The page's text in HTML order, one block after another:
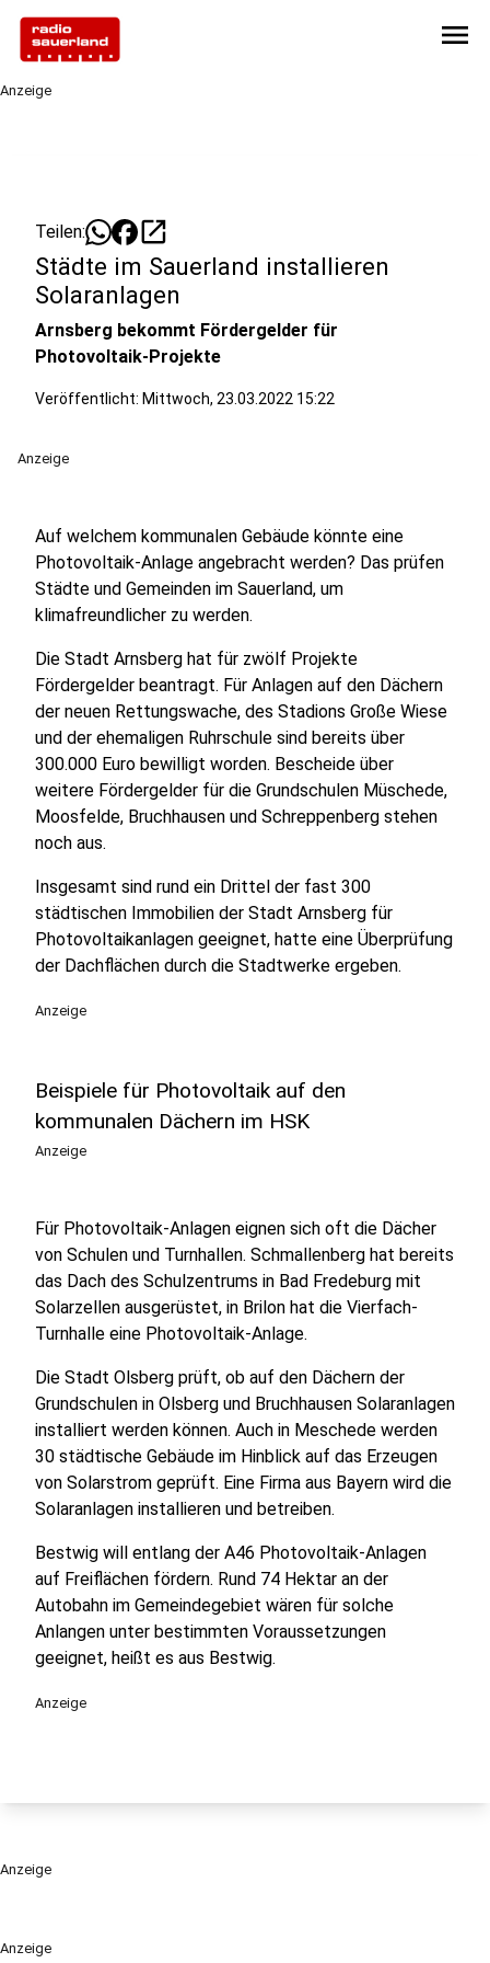
menu
Anzeige
Anzeige
Teilen: open_in_new
Städte im Sauerland installieren
Solaranlagen
Arnsberg bekommt Fördergelder für
Photovoltaik-Projekte
Veröffentlicht: Mittwoch, 23.03.2022 15:22
Anzeige
Auf welchem kommunalen Gebäude könnte eine
Photovoltaik-Anlage angebracht werden? Das prüfen
Städte und Gemeinden im Sauerland, um
klimafreundlicher zu werden.
Die Stadt Arnsberg hat für zwölf Projekte
Fördergelder beantragt. Für Anlagen auf den Dächern
der neuen Rettungswache, des Stadions Große Wiese
und der ehemaligen Ruhrschule sind bereits über
300.000 Euro bewilligt worden. Bescheide über
weitere Fördergelder für die Grundschulen Müschede,
Moosfelde, Bruchhausen und Schreppenberg stehen
noch aus.
Insgesamt sind rund ein Drittel der fast 300
städtischen Immobilien der Stadt Arnsberg für
Photovoltaikanlagen geeignet, hatte eine Überprüfung
der Dachflächen durch die Stadtwerke ergeben.
Anzeige
Beispiele für Photovoltaik auf den
kommunalen Dächern im HSK
Anzeige
Für Photovoltaik-Anlagen eignen sich oft die Dächer
von Schulen und Turnhallen. Schmallenberg hat bereits
das Dach des Schulzentrums in Bad Fredeburg mit
Solarzellen ausgerüstet, in Brilon hat die Vierfach-
Turnhalle eine Photovoltaik-Anlage.
Die Stadt Olsberg prüft, ob auf den Dächern der
Grundschulen in Olsberg und Bruchhausen Solaranlagen
installiert werden können. Auch in Meschede werden
30 städtische Gebäude im Hinblick auf das Erzeugen
von Solarstrom geprüft. Eine Firma aus Bayern wird die
Solaranlagen installieren und betreiben.
Bestwig will entlang der A46 Photovoltaik-Anlagen
auf Freiflächen fördern. Rund 74 Hektar an der
Autobahn im Gemeindegebiet wären für solche
Anlangen unter bestimmten Voraussetzungen
geeignet, heißt es aus Bestwig.
Anzeige
Anzeige